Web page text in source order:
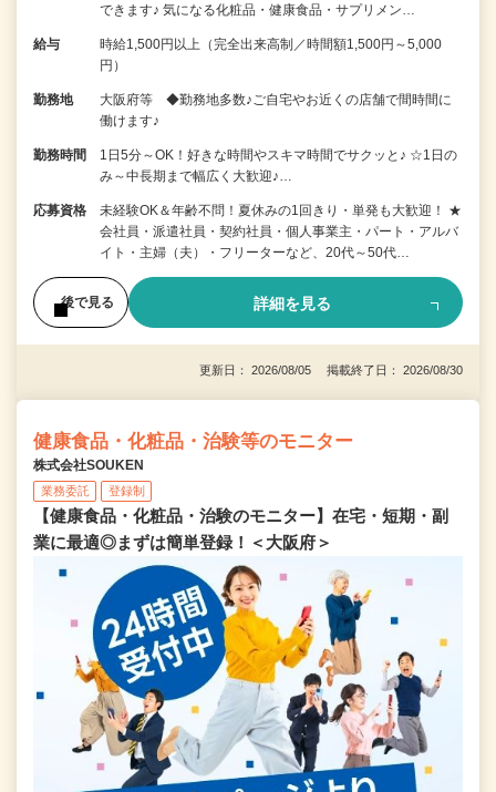
できます♪ 気になる化粧品・健康食品・サプリメン…
給与
時給1,500円以上（完全出来高制／時間額1,500円～5,000
円）
勤務地
大阪府等 ◆勤務地多数♪ご自宅やお近くの店舗で間時間に
働けます♪
勤務時間
1日5分～OK！好きな時間やスキマ時間でサクッと♪ ☆1日の
み～中長期まで幅広く大歓迎♪…
応募資格
未経験OK＆年齢不問！夏休みの1回きり・単発も大歓迎！ ★
会社員・派遣社員・契約社員・個人事業主・パート・アルバ
イト・主婦（夫）・フリーターなど、20代～50代…
後で見る 詳細を見る
更新日： 2026/08/05 掲載終了日： 2026/08/30
健康食品・化粧品・治験等のモニター
株式会社SOUKEN
業務委託 登録制
【健康食品・化粧品・治験のモニター】在宅・短期・副
業に最適◎まずは簡単登録！＜大阪府＞